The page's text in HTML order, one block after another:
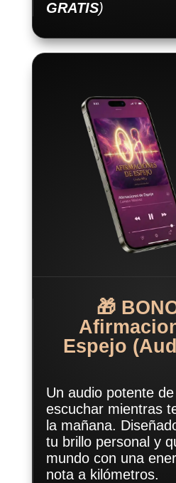
GRATIS)
🎁
Espejo
Un audio potente
escuchar mientras
la mañana.
tu brillo personal y
mundo con una
nota a kilómetros.